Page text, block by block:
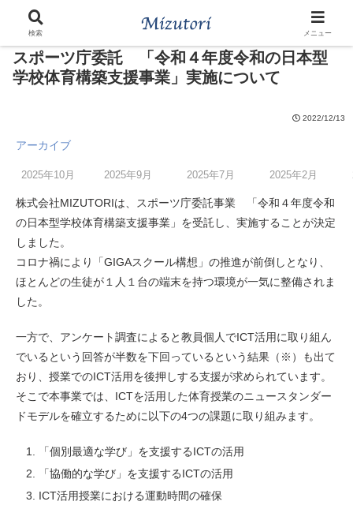
ホーム
スポーツ庁委託 「令和４年度令和の日本型
学校体育構築支援事業」実施について
2022/12/13
アーカイブ
2025年10月 2025年9月 2025年7月 2025年2月
株式会社MIZUTORIは、スポーツ庁委託事業 「令和４年度令和
の日本型学校体育構築支援事業」を受託し、実施することが決定
しました。
コロナ禍により「GIGAスクール構想」の推進が前倒しとなり、
ほとんどの生徒が１人１台の端末を持つ環境が一気に整備されま
した。
一方で、アンケート調査によると教員個人でICT活用に取り組ん
でいるという回答が半数を下回っているという結果（※）も出て
おり、授業でのICT活用を後押しする支援が求められています。
そこで本事業では、ICTを活用した体育授業のニュースタンダー
ドモデルを確立するために以下の4つの課題に取り組みます。
「個別最適な学び」を支援するICTの活用
「協働的な学び」を支援するICTの活用
ICT活用授業における運動時間の確保
メニュー
検索